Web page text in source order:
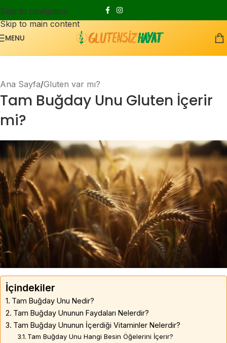
Skip to navigation
Skip to main content
MENU
Ana Sayfa Gluten var mı?
Tam Buğday Unu Gluten İçerir
mi?
İçindekiler
Tam Buğday Unu Nedir?
Tam Buğday Ununun Faydaları Nelerdir?
Tam Buğday Ununun İçerdiği Vitaminler Nelerdir?
Tam Buğday Unu Hangi Besin Öğelerini İçerir?